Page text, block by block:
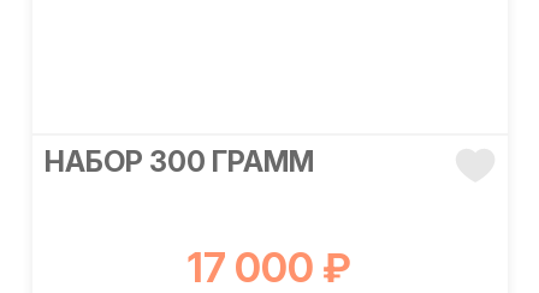
НАБОР 300 ГРАММ
17 000 ₽